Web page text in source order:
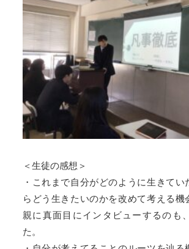
＜生徒の感想＞
・これまで自分がどのように生きてい
らどう生きたいのかを改めて考える機
親に真面目にインタビューするのも
た。